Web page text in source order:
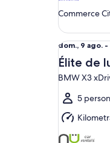
Commerce
Del
dom.,
9
ago.
al
lun.,
10
ago.
dom., 9 ago. -
Élite de
BMW X3
5
Élite de lujo